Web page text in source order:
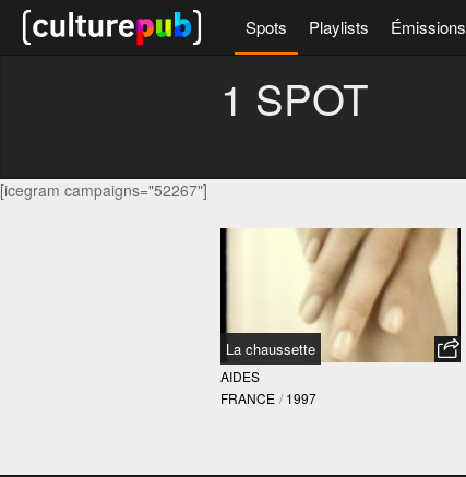
Spots Playlists Émissions
1 SPOT
[icegram campaigns="52267"]
La chaussette
AIDES
FRANCE / 1997